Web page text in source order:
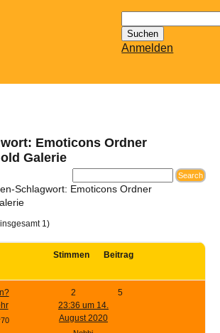
nach:
Anmelden
Emoticons Ordner
Galerie
Schlagwort: Emoticons Ordner
1)
Stimmen
Beitrag
2
5
23:36 um 14.
August 2020
den